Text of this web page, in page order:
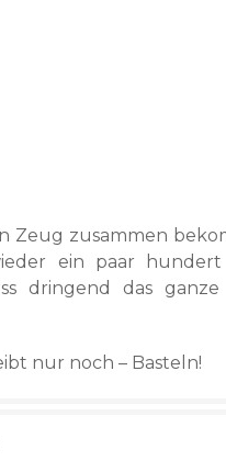
Zeug zusammen
ein paar hundert
dringend das ganze
nur noch – Basteln!